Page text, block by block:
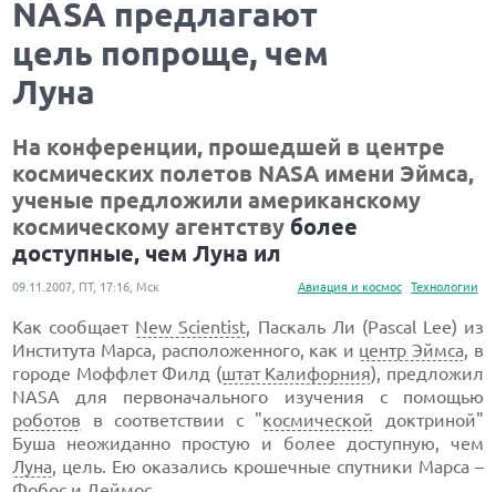
NASA предлагают
цель попроще, чем
Луна
На конференции, прошедшей в центре
космических полетов NASA имени Эймса,
ученые предложили американскому
космическому агентству более
доступные, чем Луна ил
Авиация и космос Технологии
09.11.2007, ПТ, 17:16, Мск
Как сообщает New Scientist, Паскаль Ли (Pascal Lee) из
Института Марса, расположенного, как и центр Эймса, в
городе Моффлет Филд (штат Калифорния), предложил
NASA для первоначального изучения с помощью
роботов в соответствии с "космической доктриной"
Буша неожиданно простую и более доступную, чем
Луна, цель. Ею оказались крошечные спутники Марса –